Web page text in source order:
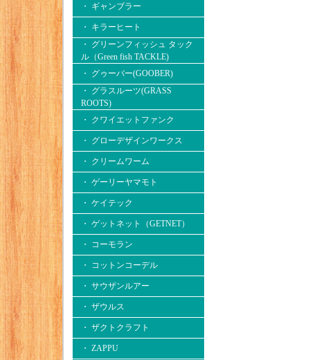
・ ギャンブラー
・ キラーヒート
・ グリーンフィッシュ タック
ル（Green fish TACKLE)
・ グゥーバー(GOOBER)
・ グラスルーツ(GRASS
ROOTS)
・ クワイエットファンク
・ グローデザインワークス
・ クリームワーム
・ ゲーリーヤマモト
・ ケイテック
・ ゲットネット（GETNET）
・ コーモラン
・ コットンコーデル
・ サウザンルアー
・ ザウルス
・ ザクトクラフト
・ ZAPPU